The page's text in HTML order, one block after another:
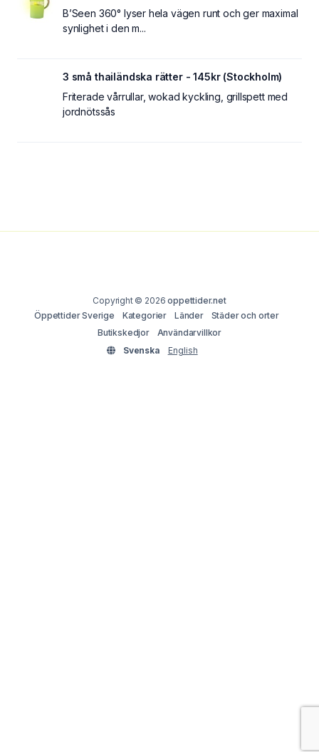
B’Seen 360° lyser hela vägen runt och ger maximal
synlighet i den m...
3 små thailändska rätter - 145kr (Stockholm)
Friterade vårrullar, wokad kyckling, grillspett med
jordnötssås
Copyright © 2026oppettider.net
Öppettider Sverige
Kategorier Länder
Städer och orter
Butikskedjor
Användarvillkor
Svenska
English